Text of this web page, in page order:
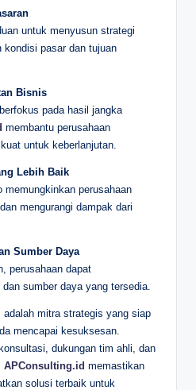
untuk menyusun strategi
kondisi pasar dan tujuan
Bisnis
pada hasil jangka
membantu perusahaan
untuk keberlanjutan.
Lebih Baik
memungkinkan perusahaan
mengurangi dampak dari
Sumber Daya
perusahaan dapat
sumber daya yang tersedia.
adalah mitra strategis yang siap
mencapai kesuksesan.
dukungan tim ahli, dan
APConsulting.id memastikan
solusi terbaik untuk